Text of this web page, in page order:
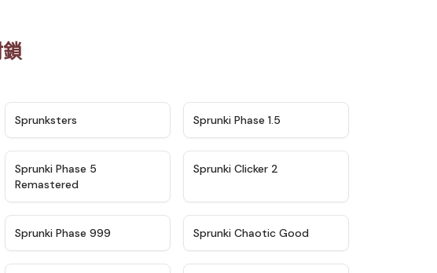
Sprunksters Sprunki Phase 1.5
Sprunki Phase 5
Remastered
Sprunki Clicker 2
Sprunki Phase 999 ★
Sprunki Chaotic Good